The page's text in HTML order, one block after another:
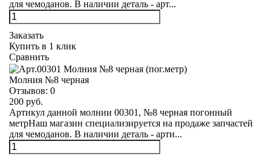
для чемоданов. В наличии деталь - арт...
Заказать
Купить в 1 клик
Сравнить
Молния №8 черная
Отзывов: 0
200 руб.
Артикул данной молнии 00301, №8 черная погонный
метрНаш магазин специализируется на продаже запчастей
для чемоданов. В наличии деталь - арти...